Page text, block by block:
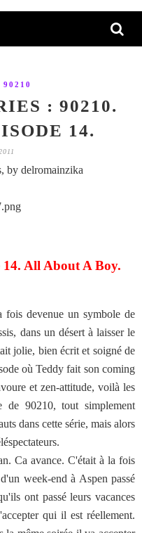
: 90210.
14.
by delromainzika
14. All About A Boy.
fois devenue un symbole de
dans un désert à laisser le
jolie, bien écrit et soigné de
où Teddy fait son coming
et zen-attitude, voilà les
de 90210, tout simplement
dans cette série, mais alors
Ca avance. C'était à la fois
week-end à Aspen passé
ont passé leurs vacances
qui il est réellement.